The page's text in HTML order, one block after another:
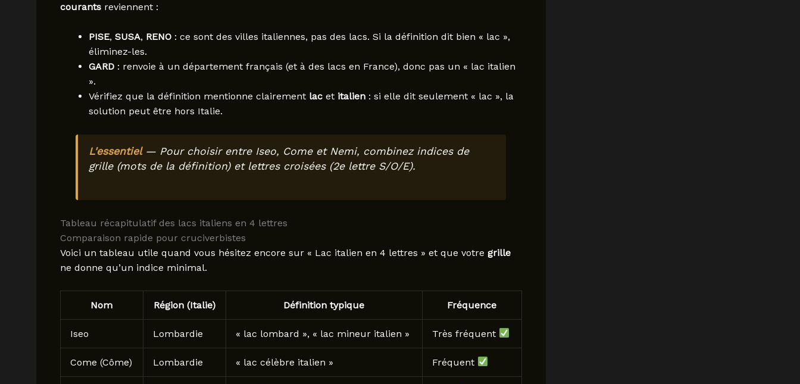
courantsreviennent :
PISE, SUSA, RENO: ce sont des villes italiennes, pas des lacs. Si la définition dit bien « lac »,
éliminez-les.
GARD: renvoie à un département français (et à des lacs en France), donc pas un « lac italien
».
Vérifiez que la définition mentionne clairement lacet italien: si elle dit seulement « lac », la
solution peut être hors Italie.
L'essentiel— Pour choisir entre Iseo, Come et Nemi, combinez indices de
grille (mots de la définition) et lettres croisées (2e lettre S/O/E).
Tableau récapitulatif des lacs italiens en 4 lettres
Comparaison rapide pour cruciverbistes
Voici un tableau utile quand vous hésitez encore sur « Lac italien en 4 lettres » et que votre grille
ne donne qu’un indice minimal.
Nom Région (Italie) Définition typique Fréquence
Iseo Lombardie « lac lombard », « lac mineur italien » Très fréquent
Come (Côme) Lombardie « lac célèbre italien » Fréquent